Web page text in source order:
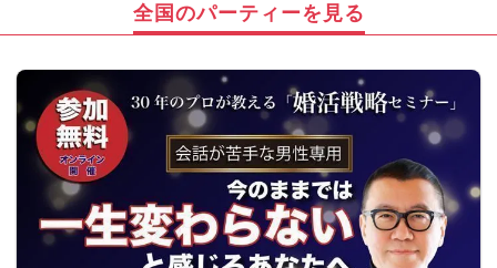
全国のパーティーを見る